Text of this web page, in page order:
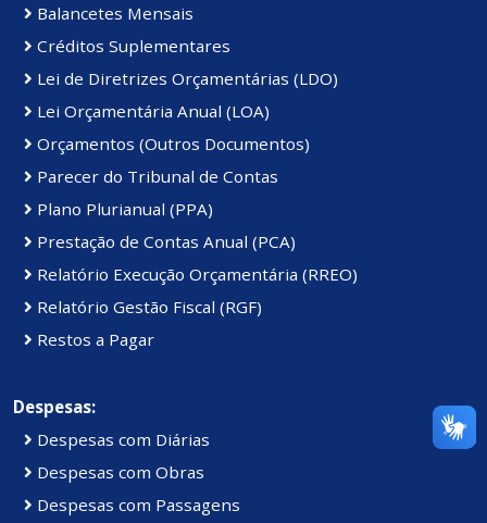
Balancetes Mensais
Créditos Suplementares
Lei de Diretrizes Orçamentárias (LDO)
Lei Orçamentária Anual (LOA)
Orçamentos (Outros Documentos)
Parecer do Tribunal de Contas
Plano Plurianual (PPA)
Prestação de Contas Anual (PCA)
Relatório Execução Orçamentária (RREO)
Relatório Gestão Fiscal (RGF)
Restos a Pagar
Despesas:
Despesas com Diárias
Despesas com Obras
Despesas com Passagens